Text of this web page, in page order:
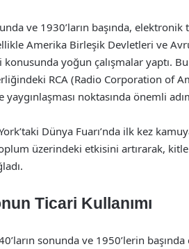
ve 1930’ların başında,
Amerika Birleşik Devletleri ve
yoğun çalışmalar yaptı.
RCA (Radio Corporation of
noktasında önemli
Dünya Fuarı’nda ilk kez
üzerindeki etkisini artırarak,
Ticari Kullanımı
sonunda ve 1950’lerin